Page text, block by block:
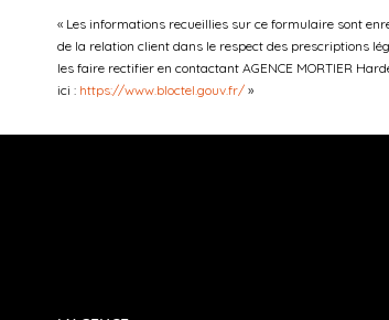
« Les informations recueillies sur ce formulaire sont
de la relation client dans le respect des prescriptions
les faire rectifier en contactant AGENCE MORTIER
ici : https://www.bloctel.gouv.fr/ »